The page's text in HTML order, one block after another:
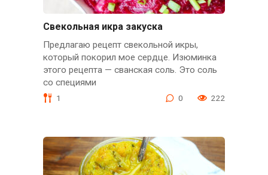
Свекольная икра закуска
Предлагаю рецепт свекольной икры,
который покорил мое сердце. Изюминка
этого рецепта — сванская соль. Это соль
со специями
1 0 222